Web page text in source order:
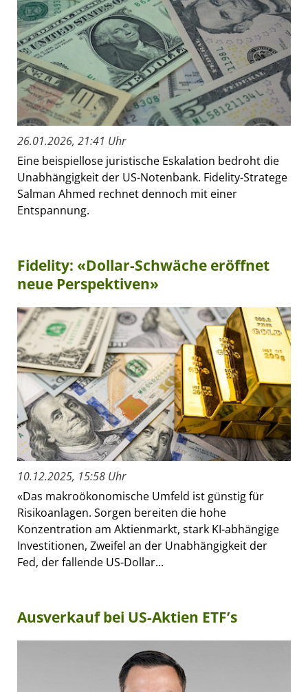
26.01.2026, 21:41 Uhr
Eine beispiellose juristische Eskalation bedroht die
Unabhängigkeit der US-Notenbank. Fidelity-Stratege
Salman Ahmed rechnet dennoch mit einer
Entspannung.
Fidelity: «Dollar-Schwäche eröffnet
neue Perspektiven»
10.12.2025, 15:58 Uhr
«Das makroökonomische Umfeld ist günstig für
Risikoanlagen. Sorgen bereiten die hohe
Konzentration am Aktienmarkt, stark KI-abhängige
Investitionen, Zweifel an der Unabhängigkeit der
Fed, der fallende US-Dollar...
Ausverkauf bei US-Aktien ETF’s